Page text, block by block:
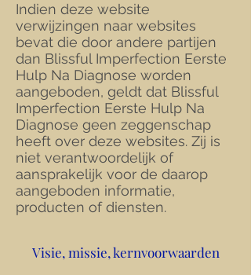
Indien deze website
verwijzingen naar websites
bevat die door andere partijen
dan Blissful Imperfection Eerste
Hulp Na Diagnose worden
aangeboden, geldt dat Blissful
Imperfection Eerste Hulp Na
Diagnose geen zeggenschap
heeft over deze websites. Zij is
niet verantwoordelijk of
aansprakelijk voor de daarop
aangeboden informatie,
producten of diensten.
Visie, missie, kernvoorwaarden